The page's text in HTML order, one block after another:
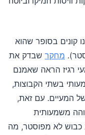
קונים בסופר שהוא
מחקר שבדק את
רגיז הראה שאמנם
בשתי הקבוצות,
המעיים. עם זאת,
משמעותית
כבוש לא מפוסטר, מה